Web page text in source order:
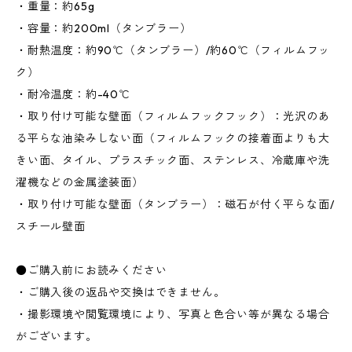
・重量：約65g
・容量：約200ml（タンブラー）
・耐熱温度：約90℃（タンブラー）/約60℃（フィルムフッ
ク）
・耐冷温度：約-40℃
・取り付け可能な壁面（フィルムフックフック）：光沢のあ
る平らな油染みしない面（フィルムフックの接着面よりも大
きい面、タイル、プラスチック面、ステンレス、冷蔵庫や洗
濯機などの金属塗装面）
・取り付け可能な壁面（タンブラー）：磁石が付く平らな面/
スチール壁面
●ご購入前にお読みください
・ご購入後の返品や交換はできません。
・撮影環境や閲覧環境により、写真と色合い等が異なる場合
がございます。